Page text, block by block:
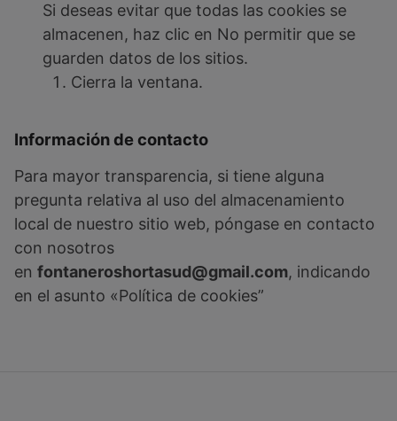
Si deseas evitar que todas las cookies se
almacenen, haz clic en No permitir que se
guarden datos de los sitios.
Cierra la ventana.
Información de contacto
Para mayor transparencia, si tiene alguna
pregunta relativa al uso del almacenamiento
local de nuestro sitio web, póngase en contacto
con nosotros
en fontaneroshortasud@gmail.com, indicando
en el asunto «Política de cookies”